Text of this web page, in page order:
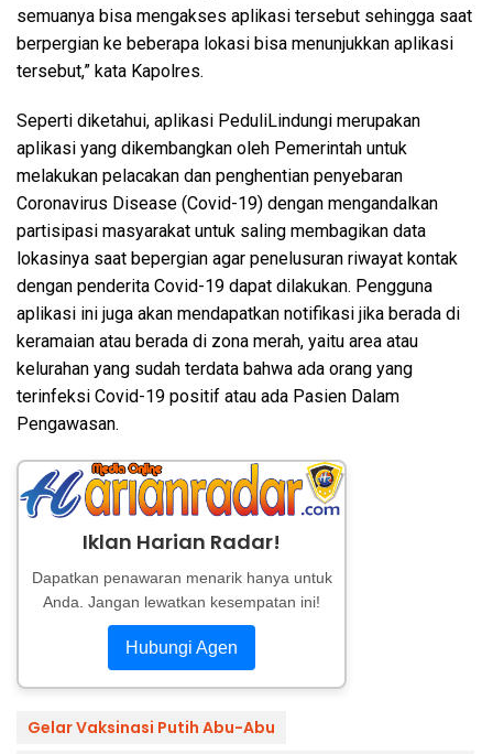
semuanya bisa mengakses aplikasi tersebut sehingga saat
berpergian ke beberapa lokasi bisa menunjukkan aplikasi
tersebut,” kata Kapolres.
Seperti diketahui, aplikasi PeduliLindungi merupakan
aplikasi yang dikembangkan oleh Pemerintah untuk
melakukan pelacakan dan penghentian penyebaran
Coronavirus Disease (Covid-19) dengan mengandalkan
partisipasi masyarakat untuk saling membagikan data
lokasinya saat bepergian agar penelusuran riwayat kontak
dengan penderita Covid-19 dapat dilakukan. Pengguna
aplikasi ini juga akan mendapatkan notifikasi jika berada di
keramaian atau berada di zona merah, yaitu area atau
kelurahan yang sudah terdata bahwa ada orang yang
terinfeksi Covid-19 positif atau ada Pasien Dalam
Pengawasan.
Iklan Harian Radar!
Dapatkan penawaran menarik hanya untuk
Anda. Jangan lewatkan kesempatan ini!
Hubungi Agen
Gelar Vaksinasi Putih Abu-Abu